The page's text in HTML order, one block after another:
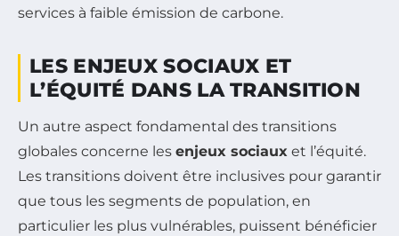
services à faible émission de carbone.
LES ENJEUX SOCIAUX ET
L’ÉQUITÉ DANS LA TRANSITION
Un autre aspect fondamental des transitions
globales concerne les enjeux sociaux et l’équité.
Les transitions doivent être inclusives pour garantir
que tous les segments de population, en
particulier les plus vulnérables, puissent bénéficier